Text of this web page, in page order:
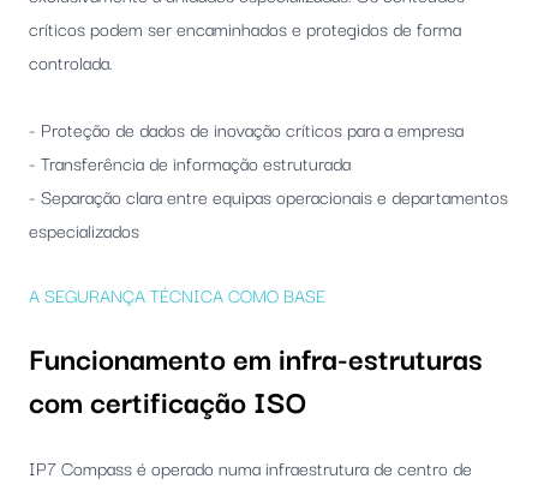
críticos podem ser encaminhados e protegidos de forma
controlada.
- Proteção de dados de inovação críticos para a empresa
- Transferência de informação estruturada
- Separação clara entre equipas operacionais e departamentos
especializados
A SEGURANÇA TÉCNICA COMO BASE
Funcionamento em infra-estruturas
com certificação ISO
IP7 Compass é operado numa infraestrutura de centro de